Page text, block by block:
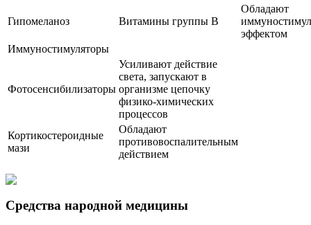
Гипомеланоз Витамины группы B
Обладают
эффектом
Иммуностимуляторы
Фотосенсибилизаторы
Усиливают действие
света, запускают в
организме цепочку
физико-химических
процессов
Кортикостероидные
мази
Обладают
противовоспалительным
действием
Средства народной медицины